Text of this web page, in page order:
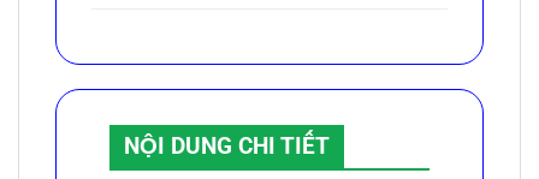
NỘI DUNG CHI TIẾT